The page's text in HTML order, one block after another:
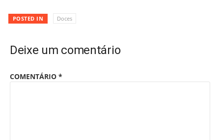
POSTED IN Doces
Deixe um comentário
COMENTÁRIO *